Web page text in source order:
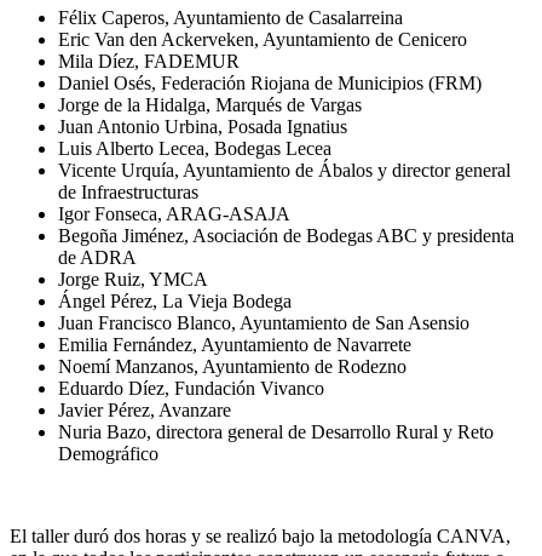
Félix Caperos, Ayuntamiento de Casalarreina
Eric Van den Ackerveken, Ayuntamiento de Cenicero
Mila Díez, FADEMUR
Daniel Osés, Federación Riojana de Municipios (FRM)
Jorge de la Hidalga, Marqués de Vargas
Juan Antonio Urbina, Posada Ignatius
Luis Alberto Lecea, Bodegas Lecea
Vicente Urquía, Ayuntamiento de Ábalos y director general
de Infraestructuras
Igor Fonseca, ARAG-ASAJA
Begoña Jiménez, Asociación de Bodegas ABC y presidenta
de ADRA
Jorge Ruiz, YMCA
Ángel Pérez, La Vieja Bodega
Juan Francisco Blanco, Ayuntamiento de San Asensio
Emilia Fernández, Ayuntamiento de Navarrete
Noemí Manzanos, Ayuntamiento de Rodezno
Eduardo Díez, Fundación Vivanco
Javier Pérez, Avanzare
Nuria Bazo, directora general de Desarrollo Rural y Reto
Demográfico
El taller duró dos horas y se realizó bajo la metodología CANVA,